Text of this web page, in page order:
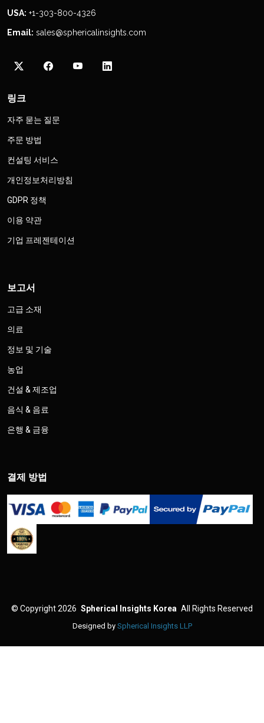
USA: +1-303-800-4326
Email: sales@sphericalinsights.com
링크
자주 묻는 질문
주문 방법
컨설팅 서비스
개인정보처리방침
GDPR 정책
이용 약관
기업 프레젠테이션
보고서
고급 소재
의료
정보 및 기술
농업
건설 & 제조업
음식 & 음료
은행 & 금융
결제 방법
© Copyright 2026 Spherical Insights Korea All Rights Reserved
Designed by Spherical Insights LLP